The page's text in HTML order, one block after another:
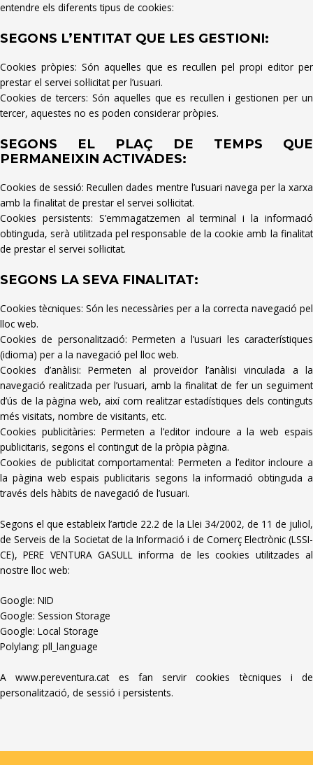
entendre els diferents tipus de cookies:
SEGONS L’ENTITAT QUE LES GESTIONI:
Cookies pròpies: Són aquelles que es recullen pel propi editor per
prestar el servei sol·licitat per l’usuari.
Cookies de tercers: Són aquelles que es recullen i gestionen per un
tercer, aquestes no es poden considerar pròpies.
SEGONS EL PLAÇ DE TEMPS QUE
PERMANEIXIN ACTIVADES:
Cookies de sessió: Recullen dades mentre l’usuari navega per la xarxa
amb la finalitat de prestar el servei sol·licitat.
Cookies persistents: S’emmagatzemen al terminal i la informació
obtinguda, serà utilitzada pel responsable de la cookie amb la finalitat
de prestar el servei sol·licitat.
SEGONS LA SEVA FINALITAT:
Cookies tècniques: Són les necessàries per a la correcta navegació pel
lloc web.
Cookies de personalització: Permeten a l’usuari les característiques
(idioma) per a la navegació pel lloc web.
Cookies d’anàlisi: Permeten al proveïdor l’anàlisi vinculada a la
navegació realitzada per l’usuari, amb la finalitat de fer un seguiment
d’ús de la pàgina web, així com realitzar estadístiques dels continguts
més visitats, nombre de visitants, etc.
Cookies publicitàries: Permeten a l’editor incloure a la web espais
publicitaris, segons el contingut de la pròpia pàgina.
Cookies de publicitat comportamental: Permeten a l’editor incloure a
la pàgina web espais publicitaris segons la informació obtinguda a
través dels hàbits de navegació de l’usuari.
Segons el que estableix l’article 22.2 de la Llei 34/2002, de 11 de juliol,
de Serveis de la Societat de la Informació i de Comerç Electrònic (LSSI-
CE), PERE VENTURA GASULL informa de les cookies utilitzades al
nostre lloc web:
Google: NID
Google: Session Storage
Google: Local Storage
Polylang: pll_language
A www.pereventura.cat es fan servir cookies tècniques i de
personalització, de sessió i persistents.